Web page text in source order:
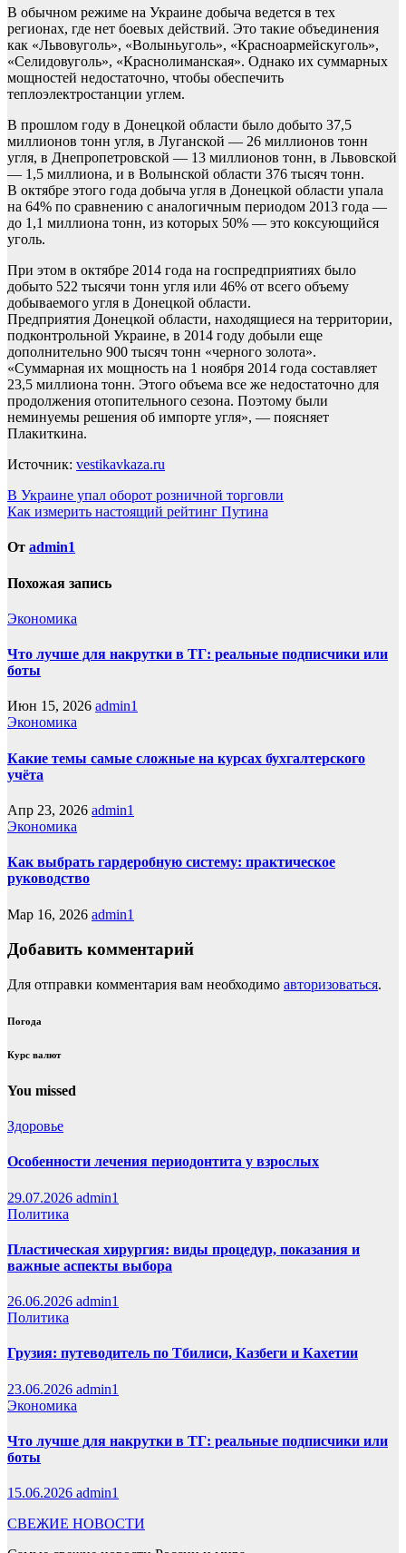
В обычном режиме на Украине добыча ведется в тех
регионах, где нет боевых действий. Это такие объединения
как «Львовуголь», «Волыньуголь», «Красноармейскуголь»,
«Селидовуголь», «Краснолиманская». Однако их суммарных
мощностей недостаточно, чтобы обеспечить
теплоэлектростанции углем.
В прошлом году в Донецкой области было добыто 37,5
миллионов тонн угля, в Луганской — 26 миллионов тонн
угля, в Днепропетровской — 13 миллионов тонн, в Львовской
— 1,5 миллиона, и в Волынской области 376 тысяч тонн.
В октябре этого года добыча угля в Донецкой области упала
на 64% по сравнению с аналогичным периодом 2013 года —
до 1,1 миллиона тонн, из которых 50% — это коксующийся
уголь.
При этом в октябре 2014 года на госпредприятиях было
добыто 522 тысячи тонн угля или 46% от всего объему
добываемого угля в Донецкой области.
Предприятия Донецкой области, находящиеся на территории,
подконтрольной Украине, в 2014 году добыли еще
дополнительно 900 тысяч тонн «черного золота».
«Суммарная их мощность на 1 ноября 2014 года составляет
23,5 миллиона тонн. Этого объема все же недостаточно для
продолжения отопительного сезона. Поэтому были
неминуемы решения об импорте угля», — поясняет
Плакиткина.
Источник: vestikavkaza.ru
Навигация
по
записям
В Украине упал оборот розничной торговли
Как измерить настоящий рейтинг Путина
От admin1
Похожая запись
Экономика
Что лучше для накрутки в ТГ: реальные подписчики или
боты
Июн 15, 2026 admin1
Экономика
Какие темы самые сложные на курсах бухгалтерского
учёта
Апр 23, 2026 admin1
Экономика
Как выбрать гардеробную систему: практическое
руководство
Мар 16, 2026 admin1
Добавить комментарий
Для отправки комментария вам необходимо авторизоваться.
Погода
Курс валют
You missed
Здоровье
Особенности лечения периодонтита у взрослых
29.07.2026 admin1
Политика
Пластическая хирургия: виды процедур, показания и
важные аспекты выбора
26.06.2026 admin1
Политика
Грузия: путеводитель по Тбилиси, Казбеги и Кахетии
23.06.2026 admin1
Экономика
Что лучше для накрутки в ТГ: реальные подписчики или
боты
15.06.2026 admin1
СВЕЖИЕ НОВОСТИ